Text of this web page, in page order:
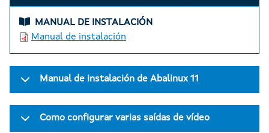
MANUAL DE INSTALACIÓN
Manual de instalación
Manual de instalación de Abalinux 11
Como configurar varias saídas de vídeo